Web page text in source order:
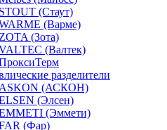
STOUT (Стаут)
(Варме)
ZOTA (Зота)
(Валтек)
разделители
ASKON (АСКОН)
(Элсен)
(Эммети)
(Фар)